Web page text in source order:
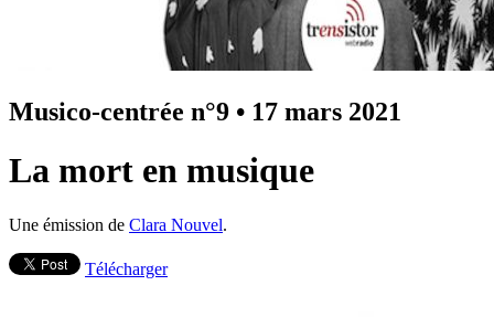
Musico-centrée n°9 • 17 mars 2021
La mort en musique
Une émission de Clara Nouvel.
Télécharger